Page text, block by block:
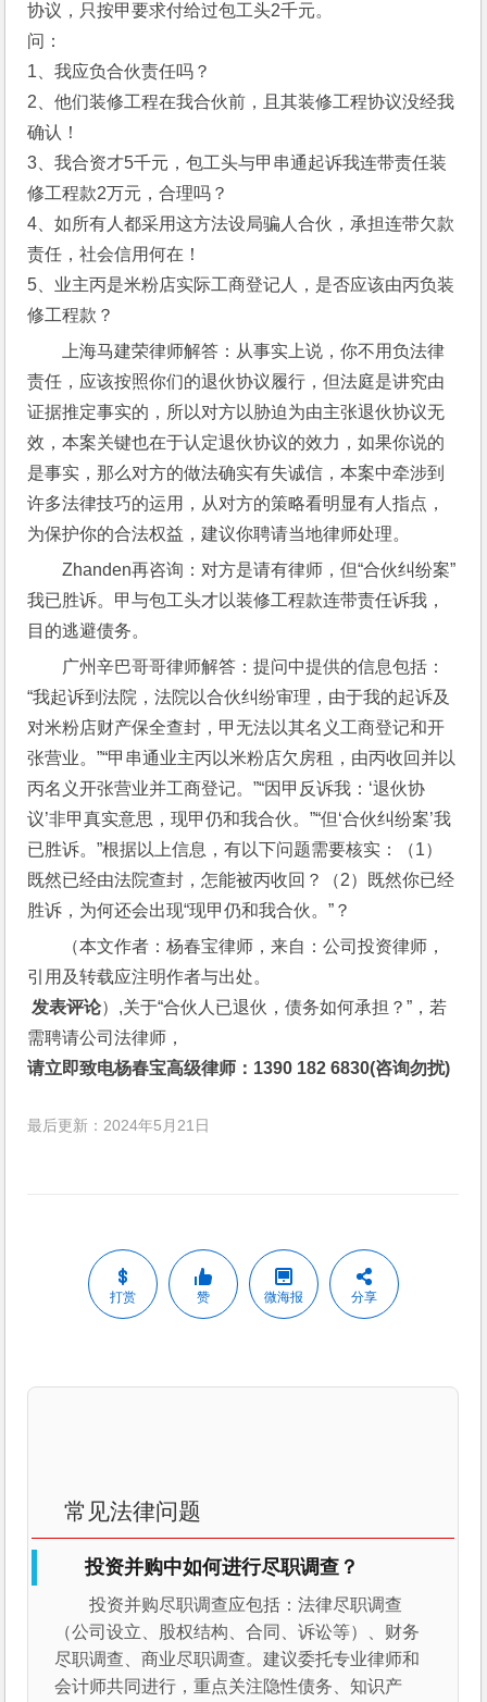
协议，只按甲要求付给过包工头2千元。
问：
1、我应负合伙责任吗？
2、他们装修工程在我合伙前，且其装修工程协议没经我
确认！
3、我合资才5千元，包工头与甲串通起诉我连带责任装
修工程款2万元，合理吗？
4、如所有人都采用这方法设局骗人合伙，承担连带欠款
责任，社会信用何在！
5、业主丙是米粉店实际工商登记人，是否应该由丙负装
修工程款？
上海马建荣律师解答：从事实上说，你不用负法律
责任，应该按照你们的退伙协议履行，但法庭是讲究由
证据推定事实的，所以对方以胁迫为由主张退伙协议无
效，本案关键也在于认定退伙协议的效力，如果你说的
是事实，那么对方的做法确实有失诚信，本案中牵涉到
许多法律技巧的运用，从对方的策略看明显有人指点，
为保护你的合法权益，建议你聘请当地律师处理。
Zhanden再咨询：对方是请有律师，但“合伙纠纷案”
我已胜诉。甲与包工头才以装修工程款连带责任诉我，
目的逃避债务。
广州辛巴哥哥律师解答：提问中提供的信息包括：
“我起诉到法院，法院以合伙纠纷审理，由于我的起诉及
对米粉店财产保全查封，甲无法以其名义工商登记和开
张营业。”“甲串通业主丙以米粉店欠房租，由丙收回并以
丙名义开张营业并工商登记。”“因甲反诉我：‘退伙协
议’非甲真实意思，现甲仍和我合伙。”“但‘合伙纠纷案’我
已胜诉。”根据以上信息，有以下问题需要核实：（1）
既然已经由法院查封，怎能被丙收回？（2）既然你已经
胜诉，为何还会出现“现甲仍和我合伙。”？
（本文作者：杨春宝律师，来自：公司投资律师，
引用及转载应注明作者与出处。
发表评论）,关于“合伙人已退伙，债务如何承担？”，若
需聘请公司法律师，
请立即致电杨春宝高级律师：1390 182 6830(咨询勿扰)
最后更新：2024年5月21日
打赏 赞 微海报 分享
常见法律问题
投资并购中如何进行尽职调查？
投资并购尽职调查应包括：法律尽职调查
（公司设立、股权结构、合同、诉讼等）、财务
尽职调查、商业尽职调查。建议委托专业律师和
会计师共同进行，重点关注隐性债务、知识产